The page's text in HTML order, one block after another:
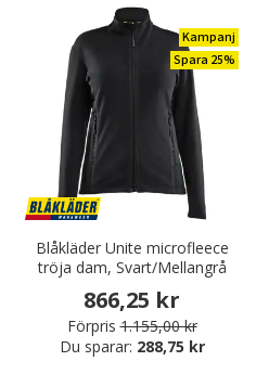
Kampanj
Spara 25%
Blåkläder Unite microfleece
tröja dam, Svart/Mellangrå
866,25 kr
Förpris 1.155,00 kr
Du sparar: 288,75 kr